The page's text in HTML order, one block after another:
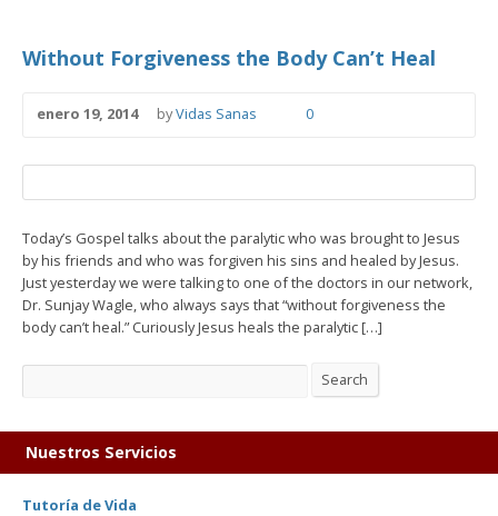
Without Forgiveness the Body Can’t Heal
enero 19, 2014 byVidas Sanas 0
Today’s Gospel talks about the paralytic who was brought to Jesus
by his friends and who was forgiven his sins and healed by Jesus.
Just yesterday we were talking to one of the doctors in our network,
Dr. Sunjay Wagle, who always says that “without forgiveness the
body can’t heal.” Curiously Jesus heals the paralytic […]
Search Search
Nuestros Servicios
Tutoría de Vida